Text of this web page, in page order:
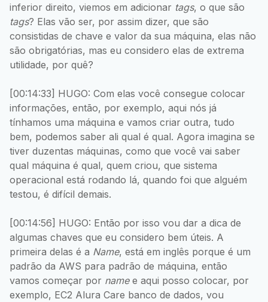
inferior direito, viemos em adicionar tags, o que são
tags? Elas vão ser, por assim dizer, que são
consistidas de chave e valor da sua máquina, elas não
são obrigatórias, mas eu considero elas de extrema
utilidade, por quê?
[00:14:33] HUGO: Com elas você consegue colocar
informações, então, por exemplo, aqui nós já
tínhamos uma máquina e vamos criar outra, tudo
bem, podemos saber ali qual é qual. Agora imagina se
tiver duzentas máquinas, como que você vai saber
qual máquina é qual, quem criou, que sistema
operacional está rodando lá, quando foi que alguém
testou, é difícil demais.
[00:14:56] HUGO: Então por isso vou dar a dica de
algumas chaves que eu considero bem úteis. A
primeira delas é a Name, está em inglês porque é um
padrão da AWS para padrão de máquina, então
vamos começar por namee aqui posso colocar, por
exemplo, EC2 Alura Care banco de dados, vou